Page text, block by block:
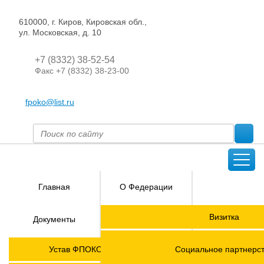
610000, г. Киров, Кировская обл.,
ул. Московская, д. 10
+7 (8332) 38-52-54
Факс +7 (8332) 38-23-00
fpoko@list.ru
Главная О Федерации
Визитка
Документы
Устав ФПОКО с изменениями от 2026 года
Социальное
Членские